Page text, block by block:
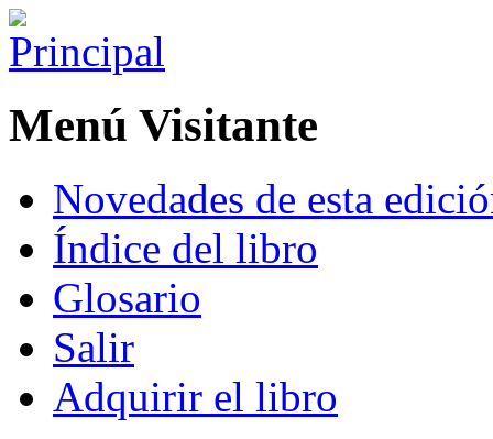
Menú Visitante
Novedades de esta
Índice del libro
Glosario
Salir
Adquirir el libro